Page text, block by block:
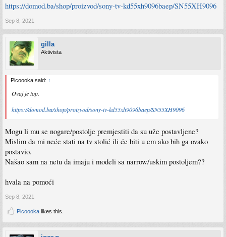
https://domod.ba/shop/proizvod/sony-tv-kd55xh9096baep/SN55XH9096
Sep 8, 2021
gilla
Aktivista
Picoooka said: ↑
Ovaj je top.
https://domod.ba/shop/proizvod/sony-tv-kd55xh9096baep/SN55XH9096
Mogu li mu se nogare/postolje premjestiti da su uže postavljene?
Mislim da mi neće stati na tv stolić ili će biti u cm ako bih ga ovako
postavio.
Našao sam na netu da imaju i modeli sa narrow/uskim postoljem??
hvala na pomoći
Sep 8, 2021
Picoooka likes this.